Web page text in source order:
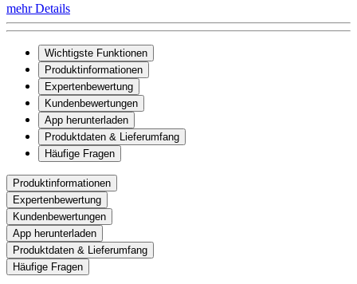
mehr Details
Wichtigste Funktionen
Produktinformationen
Expertenbewertung
Kundenbewertungen
App herunterladen
Produktdaten & Lieferumfang
Häufige Fragen
Produktinformationen
Expertenbewertung
Kundenbewertungen
App herunterladen
Produktdaten & Lieferumfang
Häufige Fragen